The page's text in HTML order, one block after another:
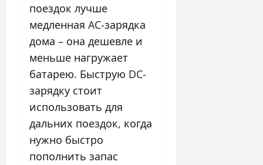
поездок лучше
медленная AC-зарядка
дома – она дешевле и
меньше нагружает
батарею. Быструю DC-
зарядку стоит
использовать для
дальних поездок, когда
нужно быстро
пополнить запас